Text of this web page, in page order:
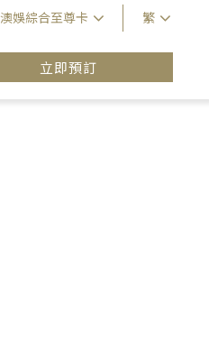
澳娛綜合至尊卡 繁
立即預訂